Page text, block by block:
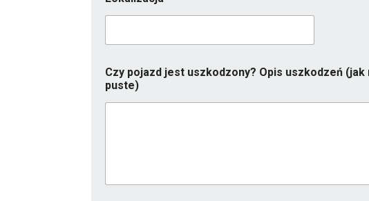
Czy pojazd jest uszkodzony? Opis uszkodzeń
puste)